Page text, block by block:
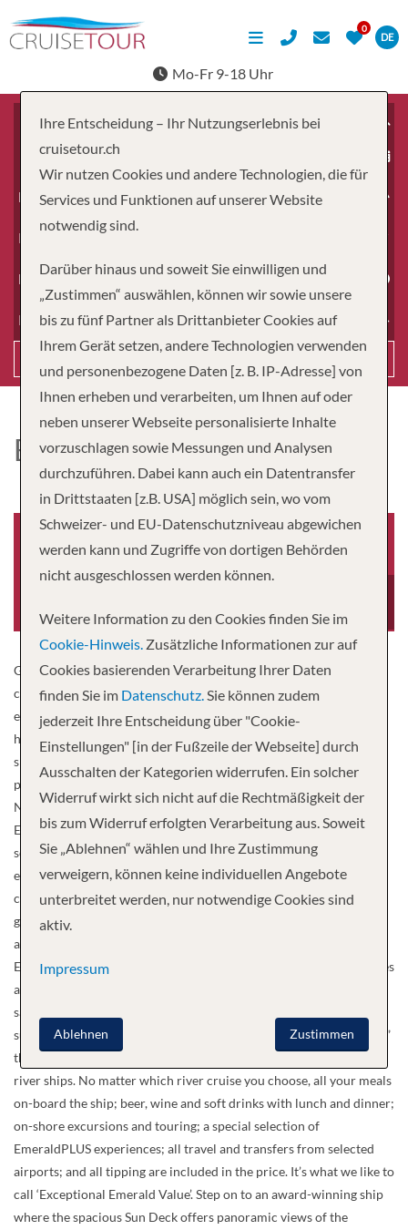
DE
Mo-Fr 9-18 Uhr
Erwachsene
Kinder
Dauer
Reiseart
EMERALD STAR
Baujahr
Besatzung
Guiding you past some of Europe’s most beautiful stretches of
countryside and through some of the continent’s most vibrant and
enchanting cities; Emerald Sky ensures every minute of your
holiday is exceptionally comfortable and enjoyable. From the
spacious suites and staterooms to the contemporary, sophisticated
public spaces, every inch of Emerald Sky has been considered.
Navigating the rivers Rhine, Main, Danube and Moselle; the
Emerald Star, Sky, Sun, Dawn and Destiny can guide you through
some of Europe’s most magical stretches of water and help you
explore many of the continent’s most arresting and enchanting
cities. The five sister vessels, boasting a modest capacity of 182
guests apiece, are all blessed with a selection of wonderful
amenities and features. Our brand new Emerald ‘Star Ships’, the
Emerald Dawn and the Emerald Sun, have made their debut voyages
and have received high marks from our guests. You’ll enjoy all the
same great features, including our open air system in the balcony
suites and the indoor/ outdoor pool area, that make the “Star Ships”
the 2014 Cruise Critic Editors’ Pick award winners for best new
river ships. No matter which river cruise you choose, all your meals
on-board the ship; beer, wine and soft drinks with lunch and dinner;
on-shore excursions and touring; a special selection of
EmeraldPLUS experiences; all travel and transfers from selected
airports; and all tipping are included in the price. It’s what we like to
call ‘Exceptional Emerald Value’. Step on to an award-winning ship
where the spacious Sun Deck offers panoramic views of the
Ihre Entscheidung – Ihr Nutzungserlebnis bei
cruisetour.ch
Wir nutzen Cookies und andere Technologien, die für
Services und Funktionen auf unserer Website
notwendig sind.
Darüber hinaus und soweit Sie einwilligen und
„Zustimmen“ auswählen, können wir sowie unsere
bis zu fünf Partner als Drittanbieter Cookies auf
Ihrem Gerät setzen, andere Technologien verwenden
und personenbezogene Daten [z. B. IP-Adresse] von
Ihnen erheben und verarbeiten, um Ihnen auf oder
neben unserer Webseite personalisierte Inhalte
vorzuschlagen sowie Messungen und Analysen
durchzuführen. Dabei kann auch ein Datentransfer
in Drittstaaten [z.B. USA] möglich sein, wo vom
Schweizer- und EU-Datenschutzniveau abgewichen
werden kann und Zugriffe von dortigen Behörden
nicht ausgeschlossen werden können.
Weitere Information zu den Cookies finden Sie im
Cookie-Hinweis. Zusätzliche Informationen zur auf
Cookies basierenden Verarbeitung Ihrer Daten
finden Sie im Datenschutz.Sie können zudem
jederzeit Ihre Entscheidung über "Cookie-
Einstellungen" [in der Fußzeile der Webseite] durch
Ausschalten der Kategorien widerrufen. Ein solcher
Widerruf wirkt sich nicht auf die Rechtmäßigkeit der
bis zum Widerruf erfolgten Verarbeitung aus. Soweit
Sie „Ablehnen“ wählen und Ihre Zustimmung
verweigern, können keine individuellen Angebote
unterbreitet werden, nur notwendige Cookies sind
aktiv.
Impressum
Zustimmen
Ablehnen